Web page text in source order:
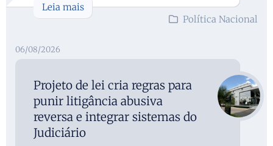
Leia mais
Política Nacional
06/08/2026
Projeto de lei cria regras para
punir litigância abusiva
reversa e integrar sistemas do
Judiciário